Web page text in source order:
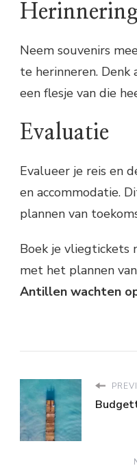
Neem souvenirs
te herinneren. Denk
een flesje van die
Evaluatie
Evalueer je reis en
en accommodatie.
plannen van
Boek je vliegtickets
met het plannen
Antillen wachten